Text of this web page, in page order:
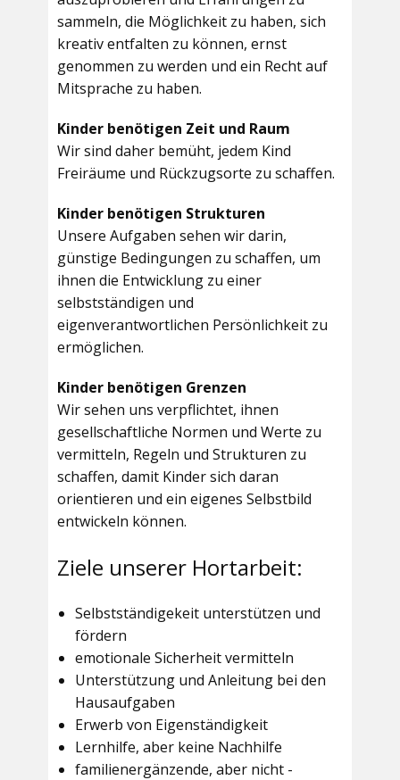
sammeln, die Möglichkeit zu haben, sich
kreativ entfalten zu können, ernst
genommen zu werden und ein Recht auf
Mitsprache zu haben.
Kinder benötigen Zeit und Raum
Wir sind daher bemüht, jedem Kind
Freiräume und Rückzugsorte zu schaffen.
Kinder benötigen Strukturen
Unsere Aufgaben sehen wir darin,
günstige Bedingungen zu schaffen, um
ihnen die Entwicklung zu einer
selbstständigen und
eigenverantwortlichen Persönlichkeit zu
ermöglichen.
Kinder benötigen Grenzen
Wir sehen uns verpflichtet, ihnen
gesellschaftliche Normen und Werte zu
vermitteln, Regeln und Strukturen zu
schaffen, damit Kinder sich daran
orientieren und ein eigenes Selbstbild
entwickeln können.
Ziele unserer Hortarbeit:
Selbstständigekeit unterstützen und
fördern
emotionale Sicherheit vermitteln
Unterstützung und Anleitung bei den
Hausaufgaben
Erwerb von Eigenständigkeit
Lernhilfe, aber keine Nachhilfe
familienergänzende, aber nicht -